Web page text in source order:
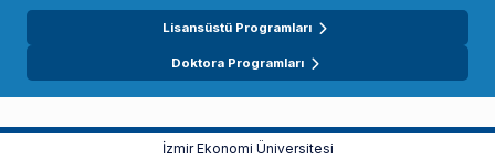
Lisansüstü Programları
Doktora Programları
İzmir Ekonomi Üniversitesi